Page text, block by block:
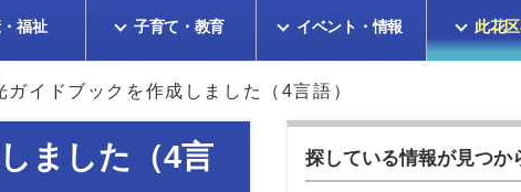
福祉 子育て・教育 イベント・情報 此花
ガイドブックを作成しました（4言語）
ました（4言
探している情報が見つか